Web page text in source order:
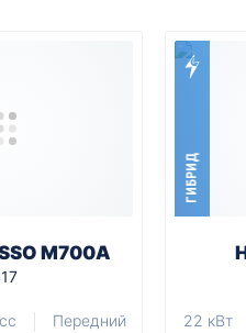
M700A
Передний
ГИБРИД
22 кВт